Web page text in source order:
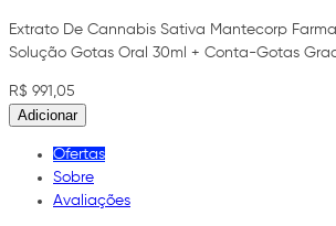
Extrato De Cannabis Sativa Mantecorp
Solução Gotas Oral 30ml + Conta-Gotas
R$ 991,05
Adicionar
Ofertas
Sobre
Avaliações